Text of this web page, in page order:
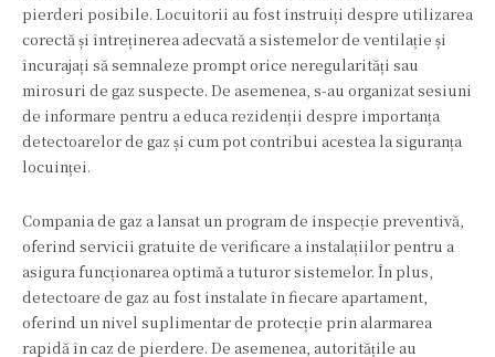
pierderi posibile. Locuitorii au fost instruiți despre utilizarea
corectă și întreținerea adecvată a sistemelor de ventilație și
încurajați să semnaleze prompt orice neregularități sau
mirosuri de gaz suspecte. De asemenea, s-au organizat sesiuni
de informare pentru a educa rezidenții despre importanța
detectoarelor de gaz și cum pot contribui acestea la siguranța
locuinței.
Compania de gaz a lansat un program de inspecție preventivă,
oferind servicii gratuite de verificare a instalațiilor pentru a
asigura funcționarea optimă a tuturor sistemelor. În plus,
detectoare de gaz au fost instalate în fiecare apartament,
oferind un nivel suplimentar de protecție prin alarmarea
rapidă în caz de pierdere. De asemenea, autoritățile au